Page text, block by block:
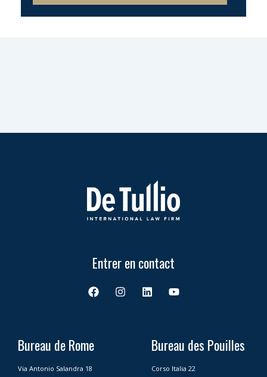
Entrer en contact
F
a
o
o
I
n
L
i
d
Y
o
b
e
Bureau de Rome
Via Antonio Salandra 18
Bureau des Pouilles
Corso Italia 22